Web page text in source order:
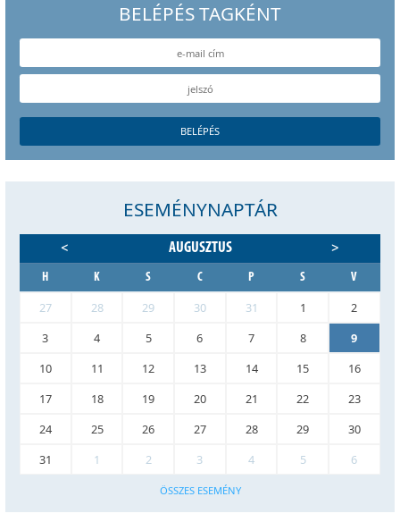
BELÉPÉS TAGKÉNT
ESEMÉNYNAPTÁR
< AUGUSZTUS >
H K S C P S V
27 28 29 30 31 1
2
3
4 5 6 7 8
9
10
11 12 13 14 15
16
17
18 19 20 21 22
23
24
25 26 27 28 29
30
31
1 2 3 4 5 6
ÖSSZES ESEMÉNY